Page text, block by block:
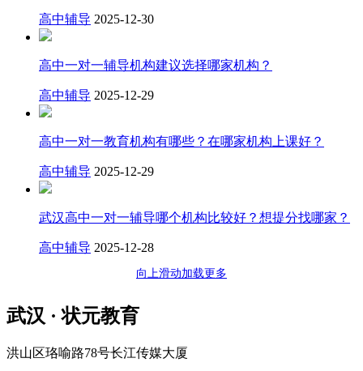
高中辅导 2025-12-30
高中一对一辅导机构建议选择哪家机构？
高中辅导 2025-12-29
高中一对一教育机构有哪些？在哪家机构上课好？
高中辅导 2025-12-29
武汉高中一对一辅导哪个机构比较好？想提分找哪家？
高中辅导 2025-12-28
向上滑动加载更多
武汉 · 状元教育
洪山区珞喻路78号长江传媒大厦